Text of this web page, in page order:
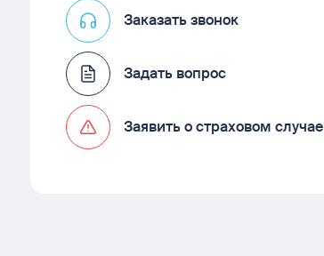
Заказать звонок
Задать вопрос
Заявить о страховом случае